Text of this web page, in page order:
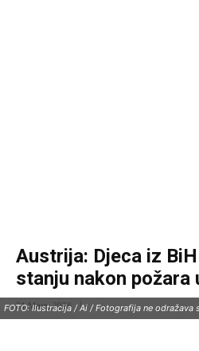
Austrija: Djeca iz
stanju nakon požara
21 Maja, 2026
FOTO: Ilustracija / Ai / Fotografija ne